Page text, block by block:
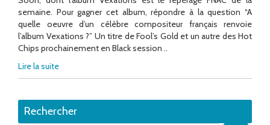
semaine. Pour gagner cet album, répondre à la question “A
quelle oeuvre d’un célèbre compositeur français renvoie
l’album Vexations ?” Un titre de Fool’s Gold et un autre des Hot
Chips prochainement en Black session ..
Lire la suite
Rechercher